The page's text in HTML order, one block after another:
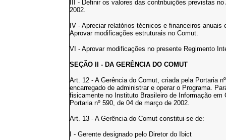
III - Definir os valores das contribuições previstas
2002.
IV - Apreciar relatórios técnicos e financeiros
Aprovar modificações estruturais no Comut.
VI - Aprovar modificações no presente Regimento
SEÇÃO II - DA GERÊNCIA DO COMUT
Art. 12 - A Gerência do Comut, criada pela Portaria
encarregado de administrar e operar o Programa.
fisicamente no Instituto Brasileiro de Informação
Portaria nº 590, de 04 de março de 2002.
Art. 13 - A Gerência do Comut constitui-se de:
I - Gerente designado pelo Diretor do Ibict